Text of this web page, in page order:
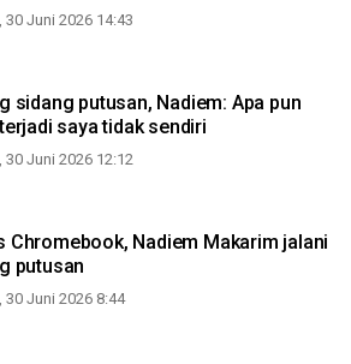
30 Juni 2026 14:43
sidang putusan, Nadiem: Apa pun
saya tidak sendiri
30 Juni 2026 12:12
Chromebook, Nadiem Makarim jalani
putusan
30 Juni 2026 8:44